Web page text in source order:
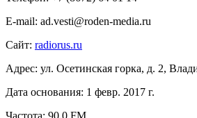
E-mail: ad.vesti@roden-media.ru
Сайт: radiorus.ru
Адрес: ул. Осетинская горка, д. 2,
Дата основания: 1 февр. 2017 г.
Частота: 90.0 FM